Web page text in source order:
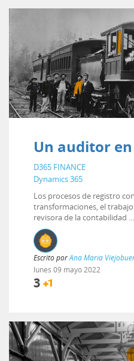
Un auditor
D365 FINANCE
Dynamics 365
Los procesos de registro
transformaciones, el
revisora de la contabilidad ...
Escrito porAna María
lunes 09 mayo2022
3